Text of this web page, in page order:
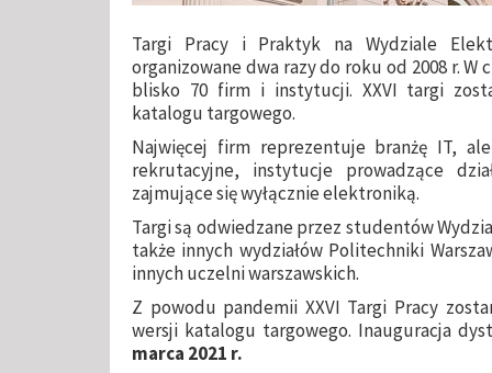
Targi Pracy i Praktyk na Wydziale
organizowane dwa razy do roku od 2008 r.
blisko 70 firm i instytucji. XXVI targi
katalogu targowego.
Najwięcej firm reprezentuje branżę IT,
rekrutacyjne, instytucje prowadzące
zajmujące się wyłącznie elektroniką.
Targi są odwiedzane przez studentów
także innych wydziałów Politechniki
innych uczelni warszawskich.
Z powodu pandemii XXVI Targi Pracy
wersji katalogu targowego. Inauguracja
marca 2021 r.